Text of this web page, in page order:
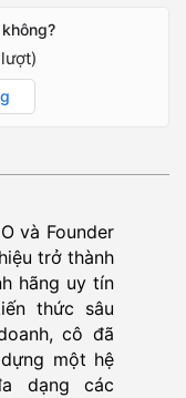
và Founder
trở thành
hãng uy tín
thức sâu
cô đã
một hệ
dạng các